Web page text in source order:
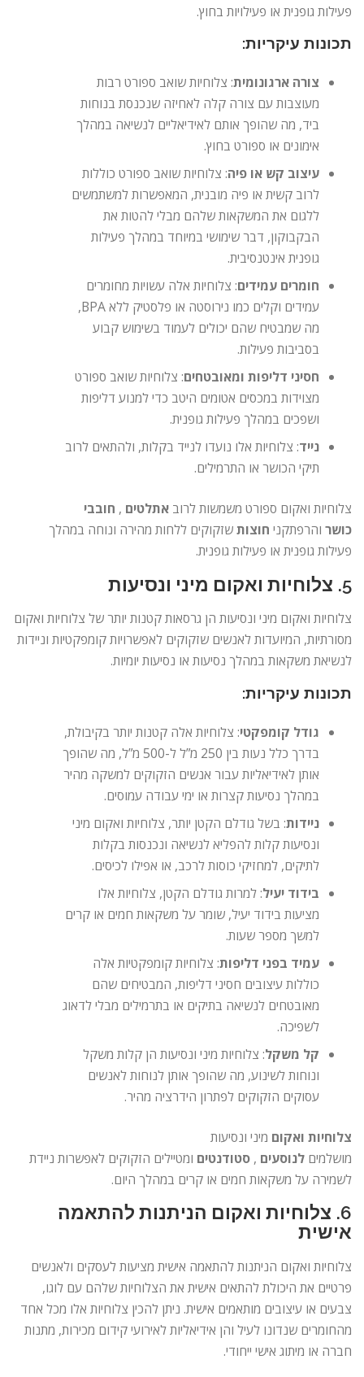
פעילות גופנית או פעילויות בחוץ.
תכונות עיקריות:
צורה ארגונומית: צלוחיות שואב ספורט רבות
מעוצבות עם צורה קלה לאחיזה שנכנסת בנוחות
ביד, מה שהופך אותם לאידיאליים לנשיאה במהלך
אימונים או ספורט בחוץ.
עיצוב קש או פיה: צלוחיות שואב ספורט כוללות
לרוב קשית או פיה מובנית, המאפשרות למשתמשים
ללגום את המשקאות שלהם מבלי להטות את
הבקבוקון, דבר שימושי במיוחד במהלך פעילות
גופנית אינטנסיבית.
חומרים עמידים: צלוחיות אלה עשויות מחומרים
עמידים וקלים כמו נירוסטה או פלסטיק ללא BPA,
מה שמבטיח שהם יכולים לעמוד בשימוש קבוע
בסביבות פעילות.
חסיני דליפות ומאובטחים: צלוחיות שואב ספורט
מצוידות במכסים אטומים היטב כדי למנוע דליפות
ושפכים במהלך פעילות גופנית.
נייד: צלוחיות אלו נועדו לנייד בקלות, ולהתאים לרוב
תיקי הכושר או התרמילים.
צלוחיות ואקום ספורט משמשות לרוב אתלטים , חובבי
כושר והרפתקני חוצותשזקוקים ללחות מהירה ונוחה במהלך
פעילות גופנית או פעילות גופנית.
5. צלוחיות ואקום מיני ונסיעות
צלוחיות ואקום מיני ונסיעות הן גרסאות קטנות יותר של צלוחיות ואקום
מסורתיות, המיועדות לאנשים שזקוקים לאפשרויות קומפקטיות וניידות
לנשיאת משקאות במהלך נסיעות או נסיעות יומיות.
תכונות עיקריות:
גודל קומפקטי: צלוחיות אלה קטנות יותר בקיבולת,
בדרך כלל נעות בין 250 מ”ל ל-500 מ”ל, מה שהופך
אותן לאידיאליות עבור אנשים הזקוקים למשקה מהיר
במהלך נסיעות קצרות או ימי עבודה עמוסים.
ניידות: בשל גודלם הקטן יותר, צלוחיות ואקום מיני
ונסיעות קלות להפליא לנשיאה ונכנסות בקלות
לתיקים, למחזיקי כוסות לרכב, או אפילו לכיסים.
בידוד יעיל: למרות גודלם הקטן, צלוחיות אלו
מציעות בידוד יעיל, שומר על משקאות חמים או קרים
למשך מספר שעות.
עמיד בפני דליפות: צלוחיות קומפקטיות אלה
כוללות עיצובים חסיני דליפות, המבטיחים שהם
מאובטחים לנשיאה בתיקים או בתרמילים מבלי לדאוג
לשפיכה.
קל משקל: צלוחיות מיני ונסיעות הן קלות משקל
ונוחות לשינוע, מה שהופך אותן לנוחות לאנשים
עסוקים הזקוקים לפתרון הידרציה מהיר.
צלוחיות ואקום מיני ונסיעות
מושלמים לנוסעים , סטודנטים ומטיילים הזקוקים לאפשרות ניידת
לשמירה על משקאות חמים או קרים במהלך היום.
6. צלוחיות ואקום הניתנות להתאמה
אישית
צלוחיות ואקום הניתנות להתאמה אישית מציעות לעסקים ולאנשים
פרטיים את היכולת להתאים אישית את הצלוחיות שלהם עם לוגו,
צבעים או עיצובים מותאמים אישית. ניתן להכין צלוחיות אלו מכל אחד
מהחומרים שנדונו לעיל והן אידיאליות לאירועי קידום מכירות, מתנות
חברה או מיתוג אישי ייחודי.